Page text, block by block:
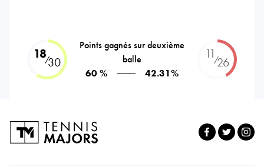
18⁄30
Points gagnés sur deuxième
balle
60 %
42.31%
11⁄26